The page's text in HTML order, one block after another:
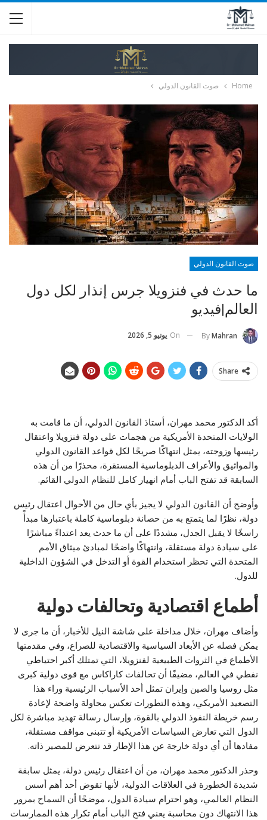
Home صوت القانون الدولي
صوت القانون الدولي
ما حدث في فنزويلا جرس إنذار لكل دول
العالم|فيديو
ByMahran
On يونيو 5, 2026
Share
أكد الدكتور محمد مهران، أستاذ القانون الدولي، أن ما قامت به
الولايات المتحدة الأمريكية من هجمات على دولة فنزويلا واعتقال
رئيسها وزوجته، يمثل انتهاكًا صريحًا لكل قواعد القانون الدولي
والمواثيق والأعراف الدبلوماسية المستقرة، محذرًا من أن هذه
السابقة قد تفتح الباب أمام انهيار كامل للنظام الدولي القائم.
وأوضح أن القانون الدولي لا يجيز بأي حال من الأحوال اعتقال رئيس
دولة، نظرًا لما يتمتع به من حصانة دبلوماسية كاملة باعتبارها مبدأً
راسخًا لا يقبل الجدل، مشددًا على أن ما حدث يعد اعتداءً مباشرًا
على سيادة دولة مستقلة، وانتهاكًا واضحًا لمبادئ ميثاق الأمم
المتحدة التي تحظر استخدام القوة أو التدخل في الشؤون الداخلية
للدول.
أطماع اقتصادية وتحالفات دولية
وأضاف مهران، خلال مداخلة على شاشة النيل للأخبار، أن ما جرى لا
يمكن فصله عن الأبعاد السياسية والاقتصادية للصراع، وفي مقدمتها
الأطماع في الثروات الطبيعية لفنزويلا، التي تمتلك أكبر احتياطي
نفطي في العالم، مضيفًا أن تحالفات كاراكاس مع قوى دولية كبرى
مثل روسيا والصين وإيران تمثل أحد الأسباب الرئيسية وراء هذا
التصعيد الأمريكي، وهذه التطورات تعكس محاولة واضحة لإعادة
رسم خريطة النفوذ الدولي بالقوة، وإرسال رسالة تهديد مباشرة لكل
الدول التي تعارض السياسات الأمريكية أو تتبنى مواقف مستقلة،
مفادها أن أي دولة خارجة عن هذا الإطار قد تتعرض للمصير ذاته.
وحذر الدكتور محمد مهران، من أن اعتقال رئيس دولة، يمثل سابقة
شديدة الخطورة في العلاقات الدولية، لأنها تقوض أحد أهم أسس
النظام العالمي، وهو احترام سيادة الدول، موضحًا أن السماح بمرور
هذا الانتهاك دون محاسبة يعني فتح الباب أمام تكرار هذه الممارسات